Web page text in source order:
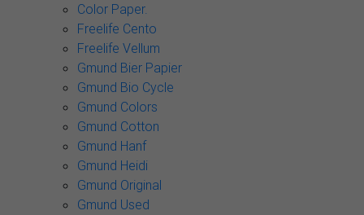
Color Paper.
Freelife Cento
Freelife Vellum
Gmund Bier Papier
Gmund Bio Cycle
Gmund Colors
Gmund Cotton
Gmund Hanf
Gmund Heidi
Gmund Original
Gmund Used